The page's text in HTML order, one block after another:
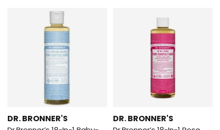
DR. BRONNER'S DR. BRONNER'S